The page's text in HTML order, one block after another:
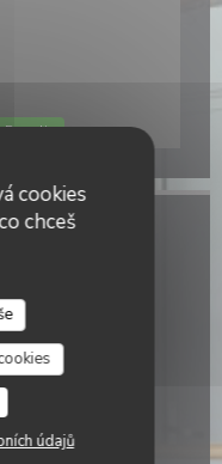
cookies
chceš
údajů
Povolit
Hire,
Titres